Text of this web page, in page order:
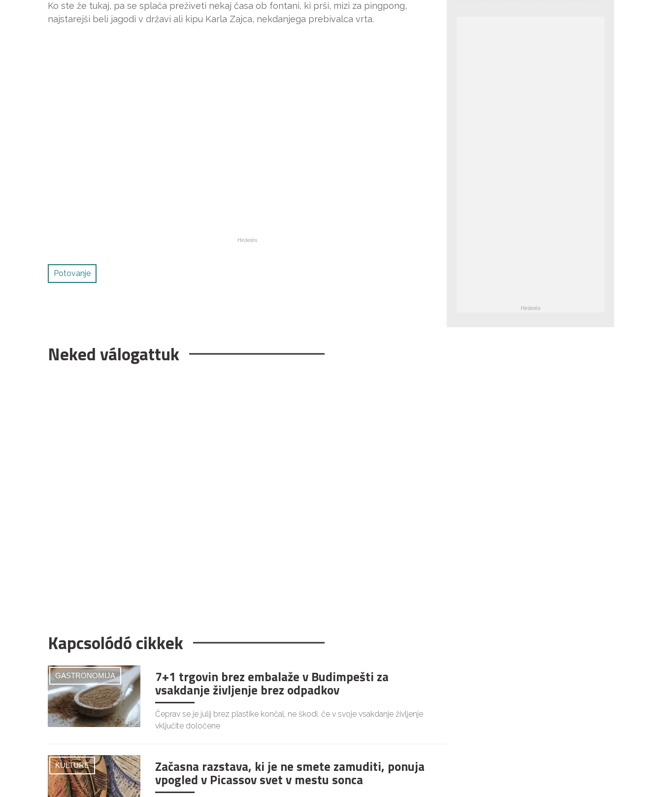
Ko ste že tukaj, pa se splača preživeti nekaj časa ob fontani, ki prši, mizi za pingpong,
najstarejši beli jagodi v državi ali kipu Karla Zajca, nekdanjega prebivalca vrta.
Potovanje
Neked válogattuk
Kapcsolódó cikkek
GASTRONOMIJA 7+1 trgovin brez embalaže v Budimpešti za
vsakdanje življenje brez odpadkov
Čeprav se je julij brez plastike končal, ne škodi, če v svoje vsakdanje življenje
vključite določene
KULTURE Začasna razstava, ki je ne smete zamuditi, ponuja
vpogled v Picassov svet v mestu sonca